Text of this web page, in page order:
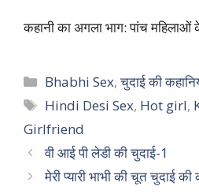
कहानी का अगला भाग: पांच
Categories
Bhabhi Sex,चुदाई की
Tags
Hindi Desi Sex, Hot girl,
Girlfriend
वी आई पी लेडी की चुदाई-1
मेरी प्यारी भाभी की चूत चुदाई की